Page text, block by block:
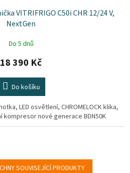
VITRIFRIGO C50i CHR 12/24 V,
NextGen
Do 5 dnů
18 390 Kč
Do košíku
LED osvětlení, CHROMELOCK klika,
kompresor nové generace BDN50K
SOUVISEJÍCÍ PRODUKTY